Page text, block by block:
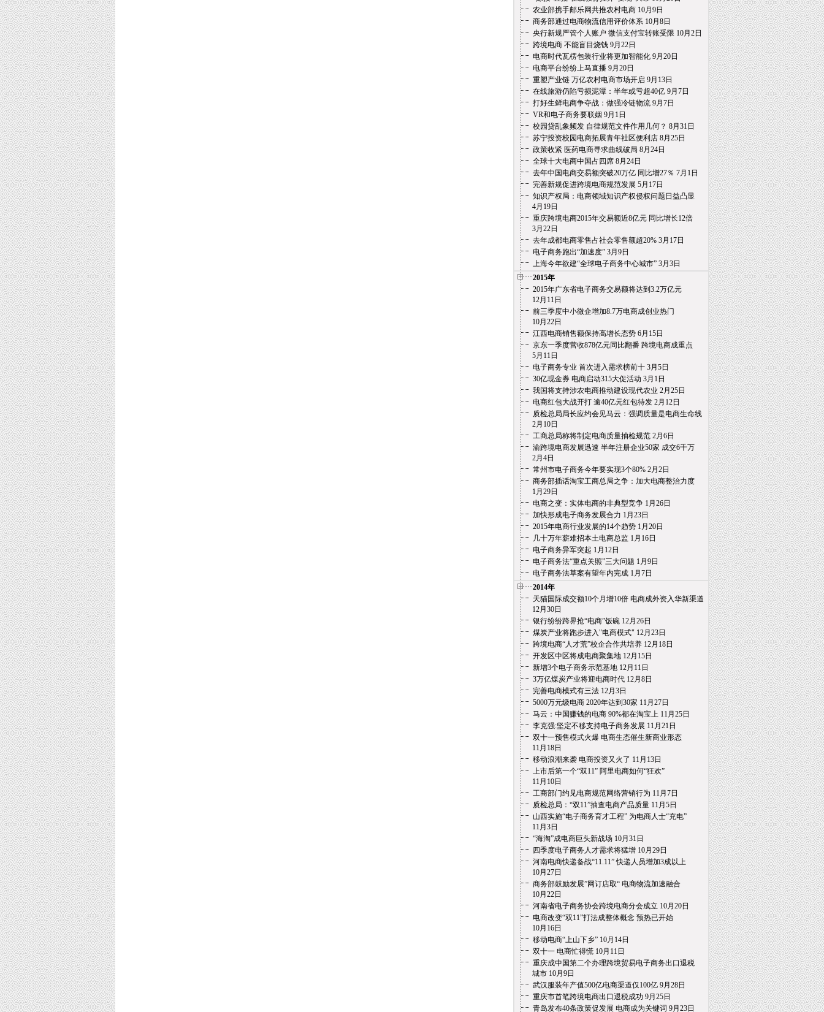
农业部携手邮乐网共推农村电商 10月9日
商务部通过电商物流信用评价体系 10月8日
央行新规严管个人账户 微信支付宝转账受限 10月2日
跨境电商 不能盲目烧钱 9月22日
电商时代瓦楞包装行业将更加智能化 9月20日
电商平台纷纷上马直播 9月20日
重塑产业链 万亿农村电商市场开启 9月13日
在线旅游仍陷亏损泥潭：半年或亏超40亿 9月7日
打好生鲜电商争夺战：做强冷链物流 9月7日
VR和电子商务要联姻 9月1日
校园贷乱象频发 自律规范文件作用几何？ 8月31日
苏宁投资校园电商拓展青年社区便利店 8月25日
政策收紧 医药电商寻求曲线破局 8月24日
全球十大电商中国占四席 8月24日
去年中国电商交易额突破20万亿 同比增27％ 7月1日
完善新规促进跨境电商规范发展 5月17日
知识产权局：电商领域知识产权侵权问题日益凸显
4月19日
重庆跨境电商2015年交易额近8亿元 同比增长12倍
3月22日
去年成都电商零售占社会零售额超20% 3月17日
电子商务跑出“加速度” 3月9日
上海今年欲建“全球电子商务中心城市” 3月3日
2015年
2015年广东省电子商务交易额将达到3.2万亿元
12月11日
前三季度中小微企增加8.7万电商成创业热门
10月22日
江西电商销售额保持高增长态势 6月15日
京东一季度营收878亿元同比翻番 跨境电商成重点
5月11日
电子商务专业 首次进入需求榜前十 3月5日
30亿现金券 电商启动315大促活动 3月1日
我国将支持涉农电商推动建设现代农业 2月25日
电商红包大战开打 逾40亿元红包待发 2月12日
质检总局局长应约会见马云：强调质量是电商生命线
2月10日
工商总局称将制定电商质量抽检规范 2月6日
渝跨境电商发展迅速 半年注册企业50家 成交6千万
2月4日
常州市电子商务今年要实现3个80% 2月2日
商务部插话淘宝工商总局之争：加大电商整治力度
1月29日
电商之变：实体电商的非典型竞争 1月26日
加快形成电子商务发展合力 1月23日
2015年电商行业发展的14个趋势 1月20日
几十万年薪难招本土电商总监 1月16日
电子商务异军突起 1月12日
电子商务法“重点关照”三大问题 1月9日
电子商务法草案有望年内完成 1月7日
2014年
天猫国际成交额10个月增10倍 电商成外资入华新渠道
12月30日
银行纷纷跨界抢“电商”饭碗 12月26日
煤炭产业将跑步进入"电商模式" 12月23日
跨境电商“人才荒”校企合作共培养 12月18日
开发区中区将成电商聚集地 12月15日
新增3个电子商务示范基地 12月11日
3万亿煤炭产业将迎电商时代 12月8日
完善电商模式有三法 12月3日
5000万元级电商 2020年达到30家 11月27日
马云：中国赚钱的电商 90%都在淘宝上 11月25日
李克强:坚定不移支持电子商务发展 11月21日
双十一预售模式火爆 电商生态催生新商业形态
11月18日
移动浪潮来袭 电商投资又火了 11月13日
上市后第一个“双11” 阿里电商如何“狂欢”
11月10日
工商部门约见电商规范网络营销行为 11月7日
质检总局：“双11”抽查电商产品质量 11月5日
山西实施“电子商务育才工程” 为电商人士“充电”
11月3日
“海淘”成电商巨头新战场 10月31日
四季度电子商务人才需求将猛增 10月29日
河南电商快递备战“11.11” 快递人员增加3成以上
10月27日
商务部鼓励发展”网订店取“ 电商物流加速融合
10月22日
河南省电子商务协会跨境电商分会成立 10月20日
电商改变“双11”打法成整体概念 预热已开始
10月16日
移动电商“上山下乡” 10月14日
双十一 电商忙得慌 10月11日
重庆成中国第二个办理跨境贸易电子商务出口退税
城市 10月9日
武汉服装年产值500亿电商渠道仅100亿 9月28日
重庆市首笔跨境电商出口退税成功 9月25日
青岛发布40条政策促发展 电商成为关键词 9月23日